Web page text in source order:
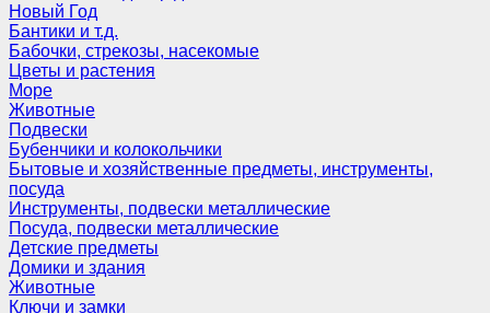
Новый Год
Бантики и т.д.
Бабочки, стрекозы, насекомые
Цветы и растения
Море
Животные
Подвески
Бубенчики и колокольчики
Бытовые и хозяйственные предметы, инструменты,
посуда
Инструменты, подвески металлические
Посуда, подвески металлические
Детские предметы
Домики и здания
Животные
Ключи и замки